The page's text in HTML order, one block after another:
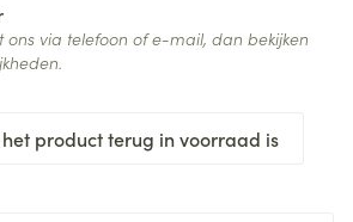
product terug in voorraad is
via telefoon of e-mail, dan bekijken